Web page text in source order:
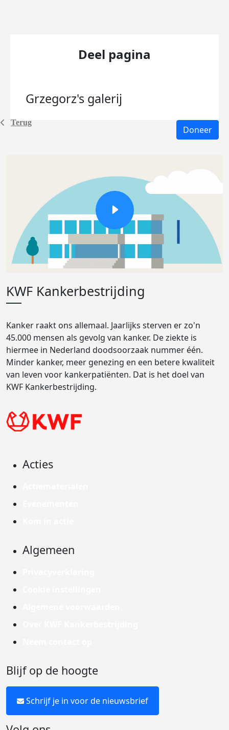
Terug
Deel pagina
Grzegorz's galerij
Doneer
KWF Kankerbestrijding
Kanker raakt ons allemaal. Jaarlijks sterven er zo'n
45.000 mensen als gevolg van kanker. De ziekte is
hiermee in Nederland doodsoorzaak nummer één.
Minder kanker, meer genezing en een betere kwaliteit
van leven voor kankerpatiënten. Dat is het doel van
KWF Kankerbestrijding.
Acties
Algemeen
Blijf op de hoogte
Schrijf je in voor de nieuwsbrief